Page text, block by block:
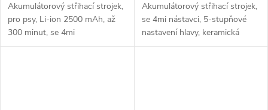
Akumulátorový střihací strojek,
pro psy, Li-ion 2500 mAh, až
300 minut, se 4mi
nástavci, nerezová hlava, šířka
Akumulátorový střihací strojek,
se 4mi nástavci, 5-stupňové
nastavení hlavy, keramická
stříhací hlava, šířka střihu 38